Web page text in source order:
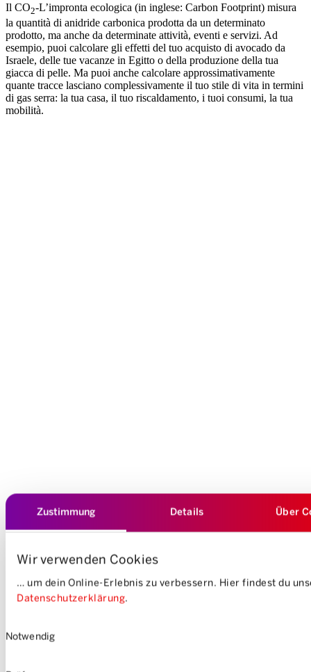
Zustimmung Details Über
Wir verwenden Cookies
… um dein Online-Erlebnis zu verbessern. Hier findest du
Datenschutzerklärung.
Notwendig
Il CO2-L’impronta ecologica (in inglese: Carbon Footprint) misura
la quantità di anidride carbonica prodotta da un determinato
prodotto, ma anche da determinate attività, eventi e servizi. Ad
esempio, puoi calcolare gli effetti del tuo acquisto di avocado da
Israele, delle tue vacanze in Egitto o della produzione della tua
giacca di pelle. Ma puoi anche calcolare approssimativamente
quante tracce lasciano complessivamente il tuo stile di vita in termini
di gas serra: la tua casa, il tuo riscaldamento, i tuoi consumi, la tua
mobilità.